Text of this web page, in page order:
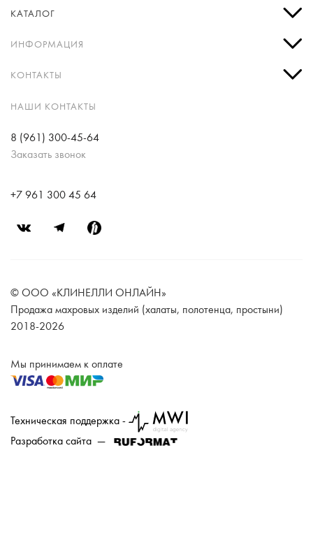
КАТАЛОГ
ИНФОРМАЦИЯ
КОНТАКТЫ
НАШИ КОНТАКТЫ
8 (961) 300-45-64
Заказать звонок
+7 961 300 45 64
© ООО «КЛИНЕЛЛИ ОНЛАЙН»
Продажа махровых изделий (халаты, полотенца, простыни)
2018-2026
Мы принимаем к оплате
Техническая поддержка -
Разработка сайта —